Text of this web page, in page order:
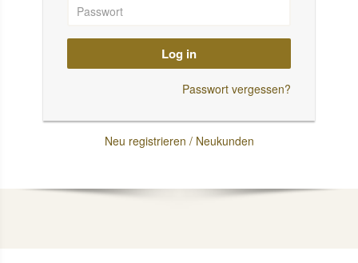
Log in
Passwort vergessen?
Neu registrieren / Neukunden